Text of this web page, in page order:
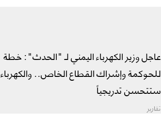
عاجل وزير الكهرباء اليمني لـ "الحدث": خطة
للحوكمة وإشراك القطاع الخاص.. والكهرباء
ستتحسن تدريجياً
تقارير